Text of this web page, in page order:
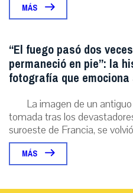
MÁS
“El fuego pasó dos
permaneció en pie”: la
fotografía que
La imagen de un
tomada tras los
suroeste de Francia, se
MÁS